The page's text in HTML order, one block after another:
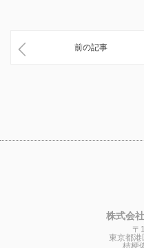
前の記事
株式会
〒
東京都
桔梗